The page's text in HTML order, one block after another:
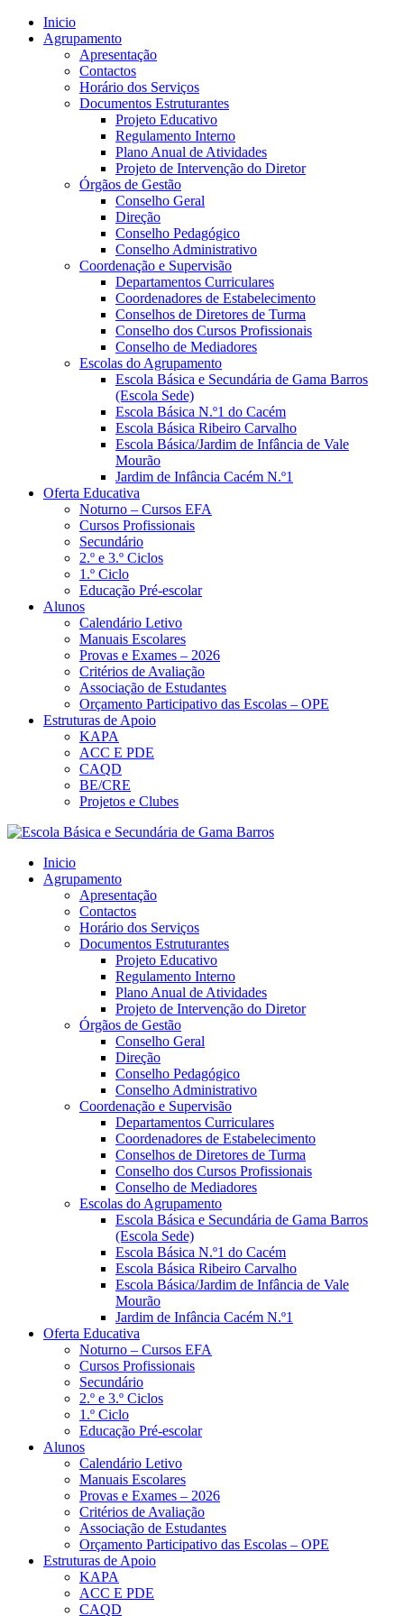
Inicio
Agrupamento
Apresentação
Contactos
Horário dos Serviços
Documentos Estruturantes
Projeto Educativo
Regulamento Interno
Plano Anual de Atividades
Projeto de Intervenção do Diretor
Órgãos de Gestão
Conselho Geral
Direção
Conselho Pedagógico
Conselho Administrativo
Coordenação e Supervisão
Departamentos Curriculares
Coordenadores de Estabelecimento
Conselhos de Diretores de Turma
Conselho dos Cursos Profissionais
Conselho de Mediadores
Escolas do Agrupamento
Escola Básica e Secundária de Gama Barros
(Escola Sede)
Escola Básica N.º1 do Cacém
Escola Básica Ribeiro Carvalho
Escola Básica/Jardim de Infância de Vale
Mourão
Jardim de Infância Cacém N.º1
Oferta Educativa
Noturno – Cursos EFA
Cursos Profissionais
Secundário
2.º e 3.º Ciclos
1.º Ciclo
Educação Pré-escolar
Alunos
Calendário Letivo
Manuais Escolares
Provas e Exames – 2026
Critérios de Avaliação
Associação de Estudantes
Orçamento Participativo das Escolas – OPE
Estruturas de Apoio
KAPA
ACC E PDE
CAQD
BE/CRE
Projetos e Clubes
Inicio
Agrupamento
Apresentação
Contactos
Horário dos Serviços
Documentos Estruturantes
Projeto Educativo
Regulamento Interno
Plano Anual de Atividades
Projeto de Intervenção do Diretor
Órgãos de Gestão
Conselho Geral
Direção
Conselho Pedagógico
Conselho Administrativo
Coordenação e Supervisão
Departamentos Curriculares
Coordenadores de Estabelecimento
Conselhos de Diretores de Turma
Conselho dos Cursos Profissionais
Conselho de Mediadores
Escolas do Agrupamento
Escola Básica e Secundária de Gama Barros
(Escola Sede)
Escola Básica N.º1 do Cacém
Escola Básica Ribeiro Carvalho
Escola Básica/Jardim de Infância de Vale
Mourão
Jardim de Infância Cacém N.º1
Oferta Educativa
Noturno – Cursos EFA
Cursos Profissionais
Secundário
2.º e 3.º Ciclos
1.º Ciclo
Educação Pré-escolar
Alunos
Calendário Letivo
Manuais Escolares
Provas e Exames – 2026
Critérios de Avaliação
Associação de Estudantes
Orçamento Participativo das Escolas – OPE
Estruturas de Apoio
KAPA
ACC E PDE
CAQD